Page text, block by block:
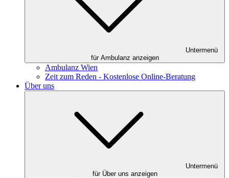
Untermenü
für Ambulanz anzeigen
Ambulanz Wien
Zeit zum Reden - Kostenlose Online-Beratung
Über uns
Untermenü
für Über uns anzeigen